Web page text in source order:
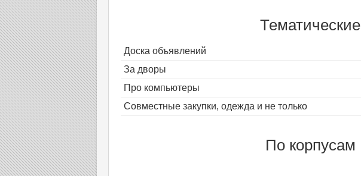
Тематические
Доска объявлений
За дворы
Про компьютеры
Совместные закупки, одежда и не только
По корпусам